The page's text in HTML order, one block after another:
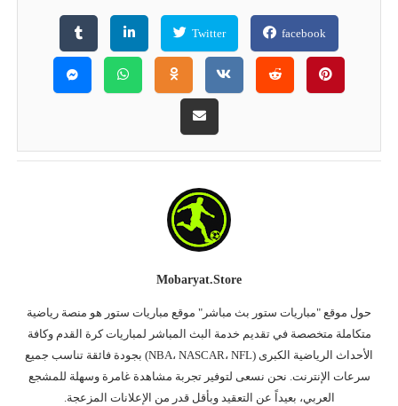
facebook
Twitter
Mobaryat.store
حول موقع "مباريات ستور بث مباشر" موقع مباريات ستور هو منصة رياضية
متكاملة متخصصة في تقديم خدمة البث المباشر لمباريات كرة القدم وكافة
الأحداث الرياضية الكبرى (NBA، NASCAR، NFL) بجودة فائقة تناسب جميع
سرعات الإنترنت. نحن نسعى لتوفير تجربة مشاهدة غامرة وسهلة للمشجع
العربي، بعيداً عن التعقيد وبأقل قدر من الإعلانات المزعجة.